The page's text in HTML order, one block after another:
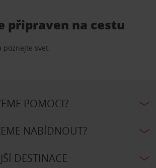
připraven na cestu
poznejte svet.
POMOCI?
NABÍDNOUT?
DESTINACE